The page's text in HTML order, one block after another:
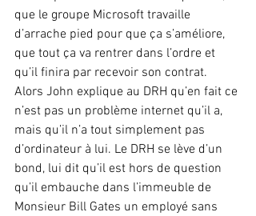
que le groupe Microsoft travaille
d’arrache pied pour que ça s’améliore,
que tout ça va rentrer dans l’ordre et
qu’il finira par recevoir son contrat.
Alors John explique au DRH qu’en fait ce
n’est pas un problème internet qu’il a,
mais qu’il n’a tout simplement pas
d’ordinateur à lui. Le DRH se lève d’un
bond, lui dit qu’il est hors de question
qu’il embauche dans l’immeuble de
Monsieur Bill Gates un employé sans